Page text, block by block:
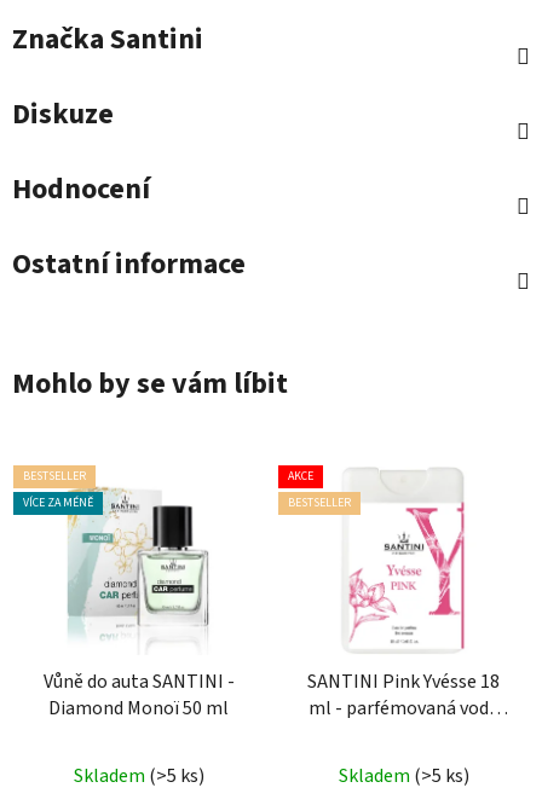
ZnačkaSantini
Diskuze
Hodnocení
Ostatní informace
Mohlo by se vám líbit
BESTSELLER
VÍCE ZA MÉNĚ
Vůně do auta SANTINI -
Diamond Monoï 50 ml
hodnocení
Skladem (>5 ks)
AKCE
BESTSELLER
SANTINI Pink Yvésse 18
ml - parfémovaná voda
balení
hodnocení
Skladem (>5 ks)